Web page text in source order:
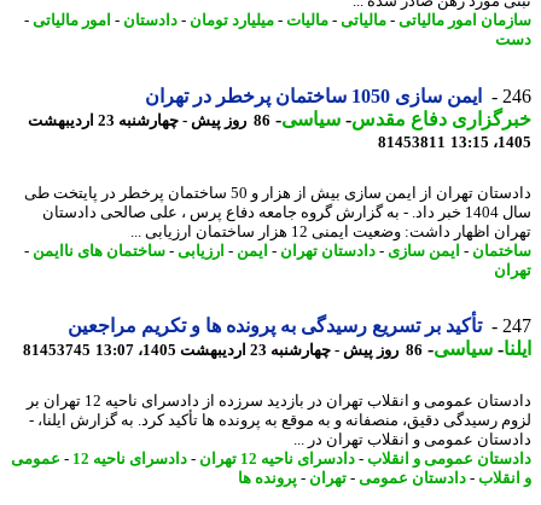
امور مالیاتی-مالیاتی-مالیات-میلیارد تومان-دادستان-امور مالیاتی-
ایمن سازی 1050 ساختمان پرخطر در تهران
دفاع مقدس-سیاسی-
86 روز پیش - چهارشنبه 23 اردیبهشت
81453811
دادستان تهران از ایمن سازی بیش از هزار و 50 ساختمان پرخطر در پایتخت طی
سال 1404 خبر داد. - به گزارش گروه جامعه دفاع پرس ، علی صالحی دادستان
اظهار داشت: وضعیت ایمنی 12 هزار ساختمان ارزیابی ...
-ایمن سازی- دادستان تهران- ایمن -ارزیابی -ساختمان های ناایمن -
تأکید بر تسریع رسیدگی به پرونده ها و تکریم مراجعین
-سیاسی-86 روز پیش - چهارشنبه 23 اردیبهشت 1405، 13:07 81453745
دادستان عمومی و انقلاب تهران در بازدید سرزده از دادسرای ناحیه 12 تهران بر
رسیدگی دقیق، منصفانه و به موقع به پرونده ها تأکید کرد. به گزارش ایلنا، -
عمومی و انقلاب تهران در ...
عمومی و انقلاب-دادسرای ناحیه 12 تهران - دادسرای ناحیه 12 - عمومی
-دادستان عمومی-تهران- پرونده ها